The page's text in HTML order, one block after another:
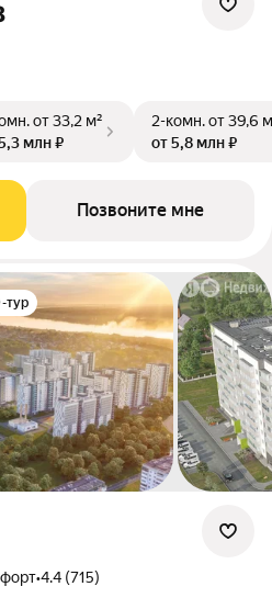
от 33,2 м²
млн ₽
2-комн.от 39,6
от 5,8 млн ₽
Позвоните мне
тур
•4.4 (715)